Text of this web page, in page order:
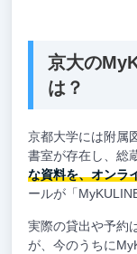
京大の
は？
京都大学には附属
書室が存在し、総
な資料を、オンラ
ールが「
実際の貸出や予約
が、今のうちに